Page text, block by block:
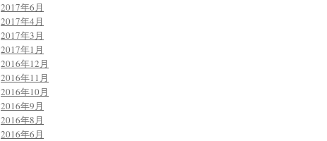
2017年6月
2017年4月
2017年3月
2017年1月
2016年12月
2016年11月
2016年10月
2016年9月
2016年8月
2016年6月